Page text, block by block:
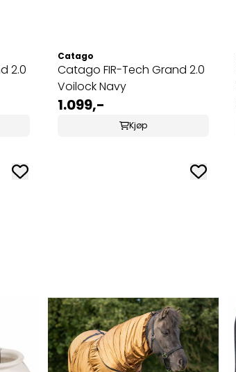
2.0
Catago
Catago FIR-Tech Grand 2.0
Voilock Navy
1.099,-
Kjøp